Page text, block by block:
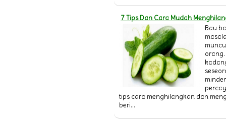
7 Tips Dan Cara Mudah
Bau
tips cara menghilangkan dan
beri...